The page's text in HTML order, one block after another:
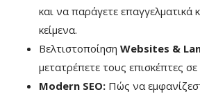
και να παράγετε επαγγελματικά
κείμενα.
Βελτιστοποίηση Websites &
μετατρέπετε τους επισκέπτες σε
Modern SEO: Πώς να